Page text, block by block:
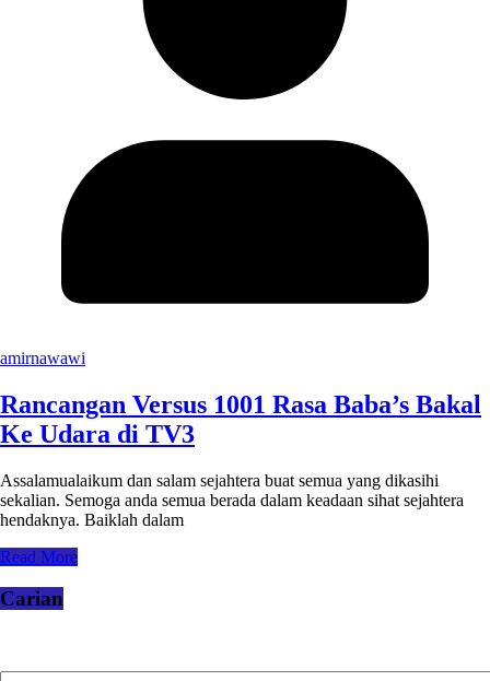
amirnawawi
Rancangan Versus 1001 Rasa Baba’s Bakal
Ke Udara di TV3
Assalamualaikum dan salam sejahtera buat semua yang dikasihi
sekalian. Semoga anda semua berada dalam keadaan sihat sejahtera
hendaknya. Baiklah dalam
Read More
Carian